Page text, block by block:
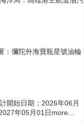
：彌陀外海寶瓶星號油輪
開始日期：2026年06月
年05月01日more...